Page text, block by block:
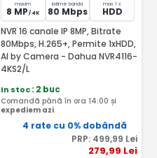
maxim
8 MP / 4K
latime banda
80 Mbps
max 1 x
HDD
NVR 16 canale IP 8MP, Bitrate
80Mbps, H.265+, Permite 1xHDD,
AI by Camera - Dahua NVR4116-
4KS2/L
In stoc: 2 buc
Comandă până în ora 14:00 și
expediem azi
4 rate cu 0% dobândă
PRP: 499,99 Lei
279,99 Lei